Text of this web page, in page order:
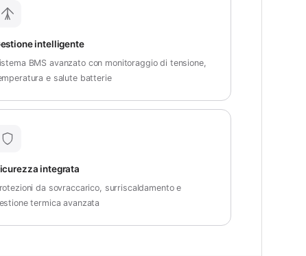
intelligente
BMS avanzato con monitoraggio di tensione,
e salute batterie
integrata
da sovraccarico, surriscaldamento e
termica avanzata